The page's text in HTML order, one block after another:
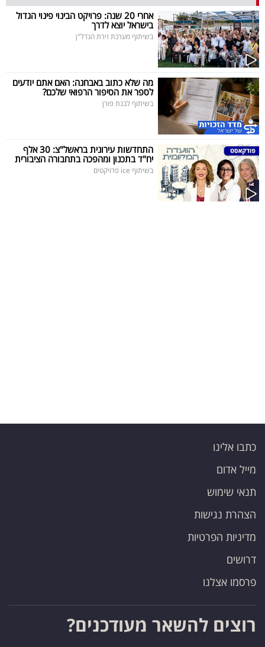
המילון
הכלכלי
פודקאסט
40
UNDER
40
שיתופי
פעולה
אחרינו:
אחרי 20 שנה: פרויקט הבינוי פינוי הגדול
בישראל יוצא לדרך
בשיתוף מערכת זירת הנדל"ן
מה שלא כתוב באבחנה: האם אתם יודעים
לספר את הסיפור הרפואי שלכם?
בשיתוף לבנת פורן
התחדשות עירונית בראשל"צ: 30 אלף
יח"ד בתכנון ומהפכה בתחבורה הציבורית
בשיתוף ice פרויקטים
כתבו אלינו
מייל אדום
תנאי שימוש
הצהרת נגישות
מדיניות הפרטיות
דרושים
פרסמו אצלנו
רוצים להשאר מעודכנים?